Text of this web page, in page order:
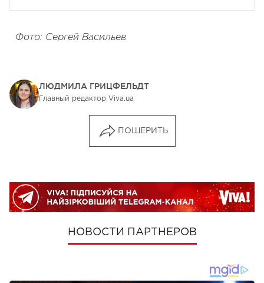
Фото: Сергей Васильев
ЛЮДМИЛА ГРИЦФЕЛЬДТ
Главный редактор Viva.ua
ПОШЕРИТЬ
НОВОСТИ ПАРТНЕРОВ